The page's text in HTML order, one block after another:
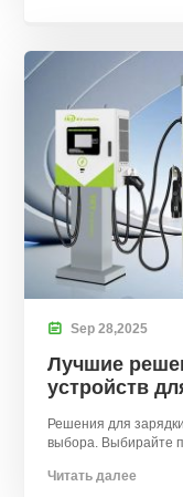
 Sep 28,2025
Лучшие
устройств
Решения для
выбора. Выбирайте
Читать далее